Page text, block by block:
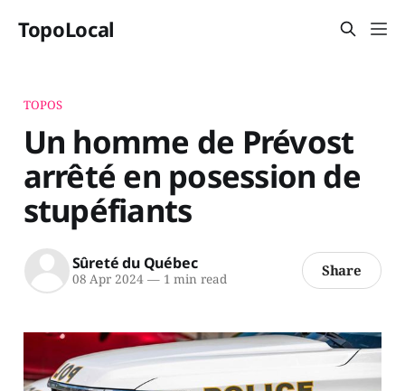
TopoLocal
TOPOS
Un homme de Prévost
arrêté en posession de
stupéfiants
Sûreté du Québec
08 Apr 2024 —1 min read Share